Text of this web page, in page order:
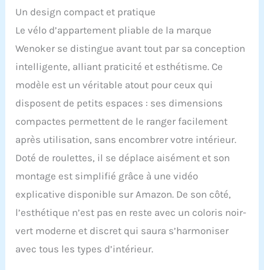
l'exercice en position
verticale et semi-
allongée. Que vous
souhaitiez brûler plus de
calories ou profiter d'une
expérience de pédalage
détendue, ce vélo est fait
pour vous. De plus, il est
équipé d'une bande de
résistance pour les bras,
vous permettant de
travailler les muscles du
haut du corps tout en
relaxant les muscles des
jambes. 【Écran LCD et
support pour tablette】Le
vélo d'exercice portable
comprend un moniteur
performances pendant le
Un design compact et pratique
Le vélo d’appartement pliable de la marque
Wenoker se distingue avant tout par sa conception
intelligente, alliant praticité et esthétisme. Ce
modèle est un véritable atout pour ceux qui
disposent de petits espaces : ses dimensions
compactes permettent de le ranger facilement
après utilisation, sans encombrer votre intérieur.
Doté de roulettes, il se déplace aisément et son
montage est simplifié grâce à une vidéo
explicative disponible sur Amazon. De son côté,
l’esthétique n’est pas en reste avec un coloris noir-
vert moderne et discret qui saura s’harmoniser
avec tous les types d’intérieur.